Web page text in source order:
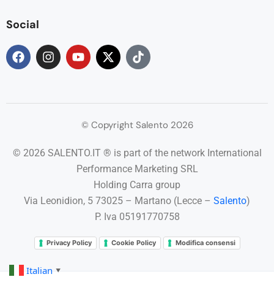
Social
© Copyright Salento 2026
© 2026 SALENTO.IT ® is part of the network International
Performance Marketing SRL
Holding Carra group
Via Leonidion, 5 73025 – Martano (Lecce – Salento)
P. Iva 05191770758
Privacy Policy Cookie Policy Modifica consensi
Italian ▼